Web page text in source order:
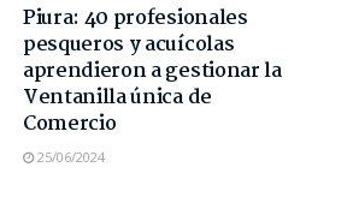
Piura: 40 profesionales
pesqueros y acuícolas
aprendieron a gestionar la
Ventanilla única de
Comercio
25/06/2024